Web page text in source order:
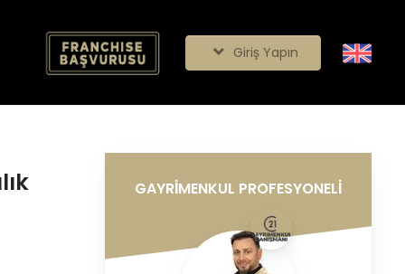
Giriş Yapın
GAYRİMENKUL PROFESYONELİ